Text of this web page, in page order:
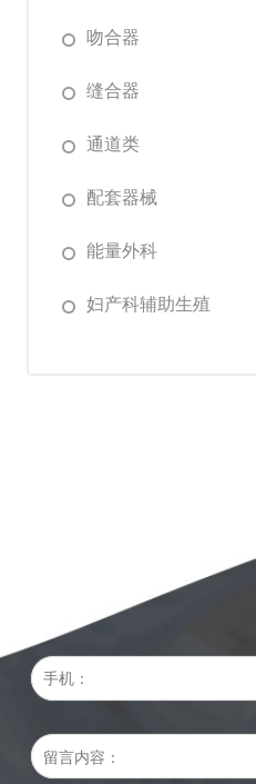
吻合器
缝合器
通道类
配套器械
能量外科
妇产科辅助生殖